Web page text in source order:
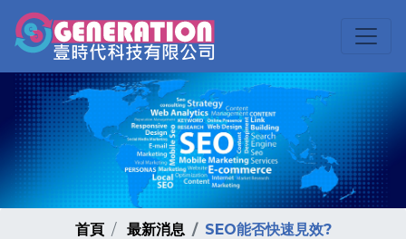
首頁 最新消息 SEO能否快速見效?